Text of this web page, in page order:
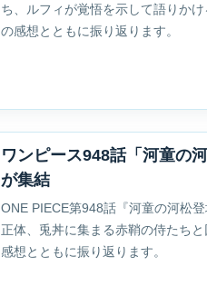
ち、ルフィが覚悟を示して語りか
の感想とともに振り返ります。
ワンピース948話「河童の
が集結
ONE PIECE第948話『河童の河松
正体、兎丼に集まる赤鞘の侍たち
感想とともに振り返ります。